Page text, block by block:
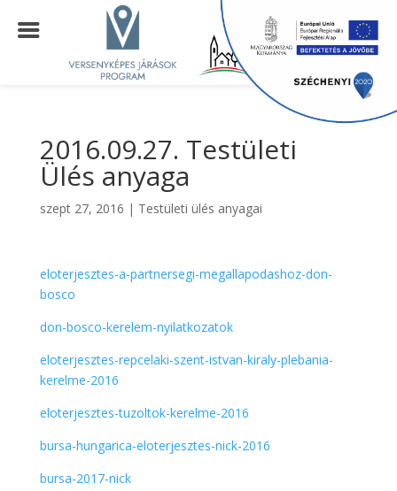
2016.09.27. Testületi
Ülés anyaga
szept 27, 2016 | Testületi ülés anyagai
eloterjesztes-a-partnersegi-megallapodashoz-don-
bosco
don-bosco-kerelem-nyilatkozatok
eloterjesztes-repcelaki-szent-istvan-kiraly-plebania-
kerelme-2016
eloterjesztes-tuzoltok-kerelme-2016
bursa-hungarica-eloterjesztes-nick-2016
bursa-2017-nick